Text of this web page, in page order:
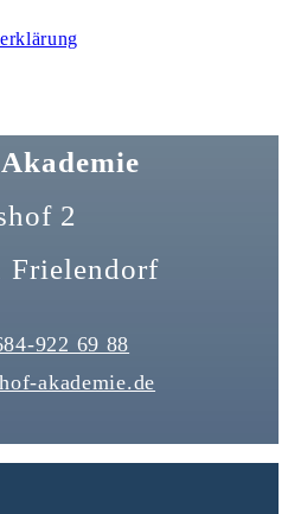
2
Frielendorf
922 69 88
akademie.de